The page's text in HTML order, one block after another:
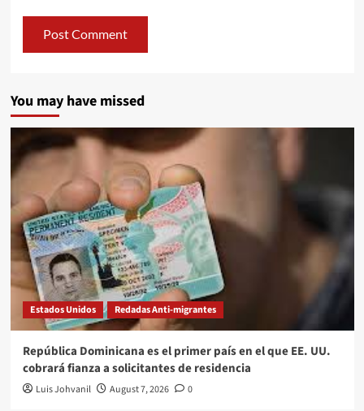
You may have missed
Estados Unidos Redadas Anti-migrantes
República Dominicana es el primer país en el que EE. UU.
cobrará fianza a solicitantes de residencia
Luis Johvanil August 7, 2026 0